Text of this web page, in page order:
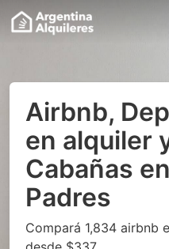
Airbnb,
en alquiler
Cabañas
Padres
Compará 1,834 airbnb